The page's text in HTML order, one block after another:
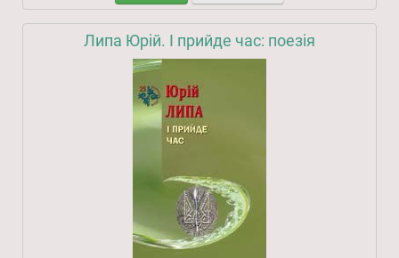
Липа Юрій. І прийде час: поезія